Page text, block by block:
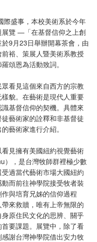
際盛事，本校美術系於今年
展覽 —「在基督信仰之上創
9月23日舉辦開幕茶會，由
裕、策展人暨美術系教授
頌恩為活動致詞。
看見這個來自西方的宗教
貌。在藝術是現代人重要
基督信仰的契機。具體來
藝術家的詮釋和非基督徒
藝術家進行介紹。
見擁有美國紐約視覺藝術
），是台灣牧師群裡極少數
過當代藝術市場大國紐約
而前往神學院接受牧者裝
與培育兄姊的信仰過程
來救贖，唯有上帝無限的
原住民文化的思辨、關乎
首要課題。展覽中，除了看
謝台灣神學院借出安力牧